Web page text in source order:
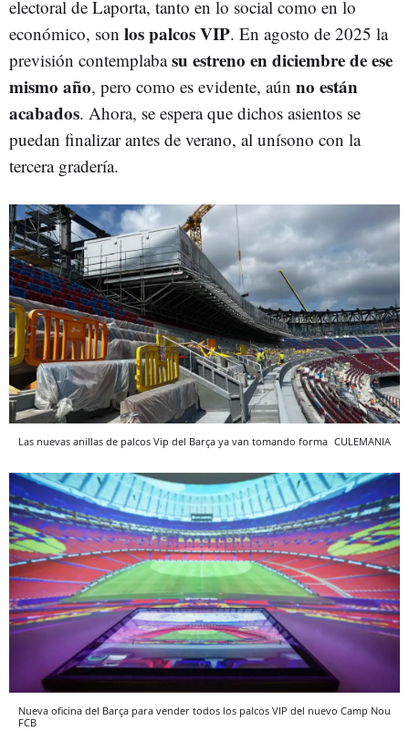
electoral de Laporta, tanto en lo social como en lo
económico, son los palcos VIP. En agosto de 2025 la
previsión contemplabasu estreno en diciembre de ese
mismo año, pero como es evidente, aún no están
acabados. Ahora, se espera que dichos asientos se
puedan finalizar antes de verano, al unísono con la
tercera gradería.
Las nuevas anillas de palcos Vip del Barça ya van tomando forma CULEMANIA
Nueva oficina del Barça para vender todos los palcos VIP del nuevo Camp Nou
FCB